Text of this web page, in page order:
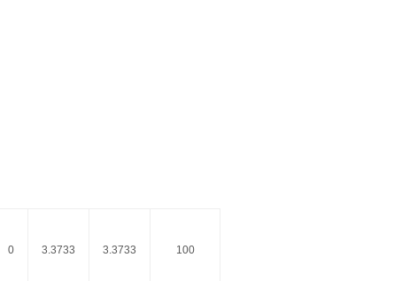
0 3.3733 3.3733 100